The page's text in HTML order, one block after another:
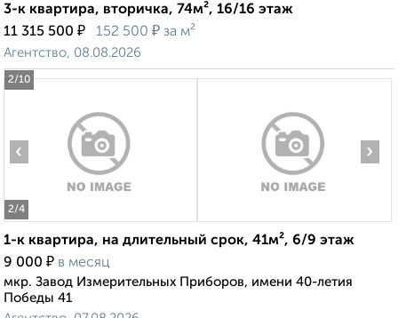
2/10
3-к квартира, вторичка, 74м², 16/16 этаж
11 315 500 ₽ 152 500 ₽ за м²
Агентство, 08.08.2026
2/4
‹ ›
1-к квартира, на длительный срок, 41м², 6/9 этаж
9 000 ₽ в месяц
мкр. Завод Измерительных Приборов, имени 40-летия
Победы 41